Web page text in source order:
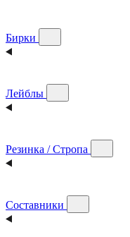
Бирки
Лейблы
Резинка / Стропа
Составники